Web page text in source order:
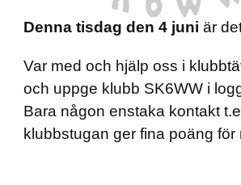
Denna tisdag den 4 juni är
Var med och hjälp oss i
och uppge klubb SK6WW i
Bara någon enstaka kontakt
klubbstugan ger fina poäng för